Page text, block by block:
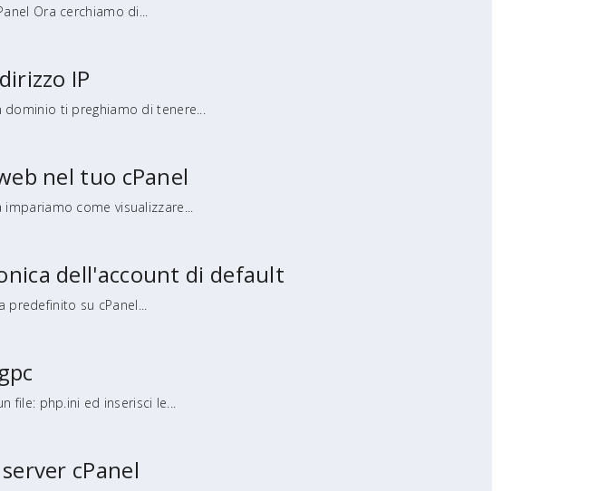
Ora cerchiamo di...
IP
ti preghiamo di tenere...
nel tuo cPanel
come visualizzare...
dell'account di default
su cPanel...
file: php.ini ed inserisci le...
cPanel